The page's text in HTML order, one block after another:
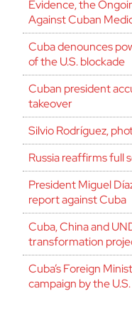
Evidence, the
Against Cuban
Cuba denounces
of the U.S. blockade
Cuban president
takeover
Silvio Rodríguez,
Russia reaffirms full
President Miguel
report against Cuba
Cuba, China and
transformation
Cuba’s Foreign
campaign by the